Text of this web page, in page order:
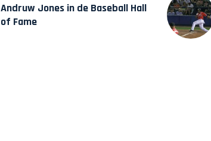
Andruw Jones in de Baseball Hall
of Fame